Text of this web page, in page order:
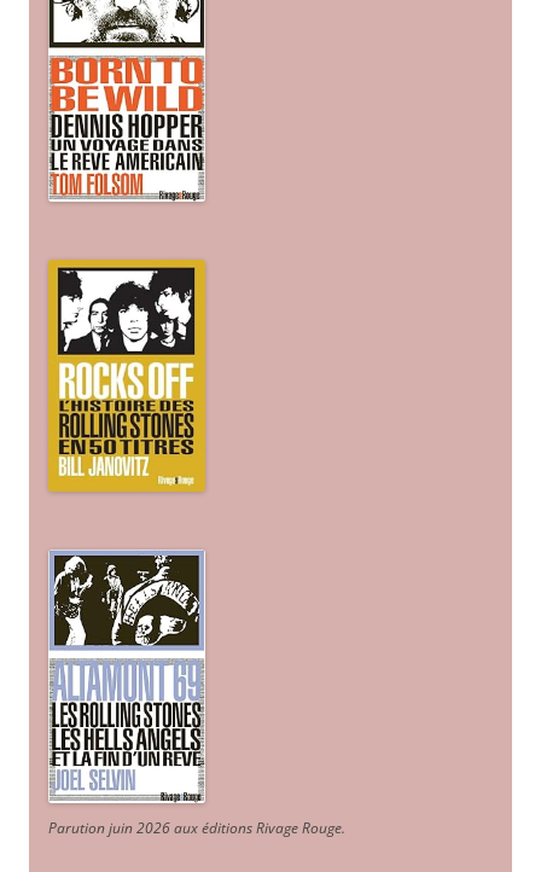
Parution juin 2026 aux éditions Rivage Rouge.